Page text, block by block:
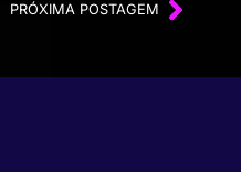
PRÓXIMA POSTAGEM